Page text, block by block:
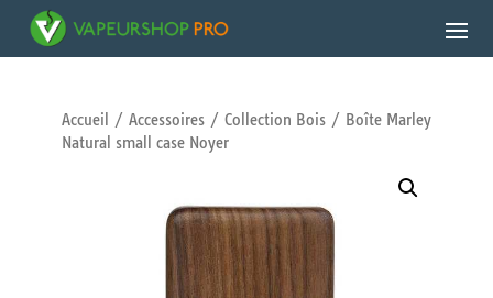
Accueil / Accessoires/ Collection Bois/ Boîte Marley
Natural small case Noyer